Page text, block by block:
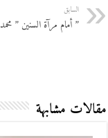
السابق
” أمام مرآة السنين ”
مقالات مشابهة